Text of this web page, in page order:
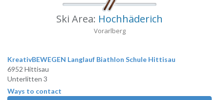
Ski Area: Hochhäderich
Vorarlberg
KreativBEWEGEN Langlauf Biathlon Schule Hittisau
6952 Hittisau
Unterlitten 3
Ways to contact